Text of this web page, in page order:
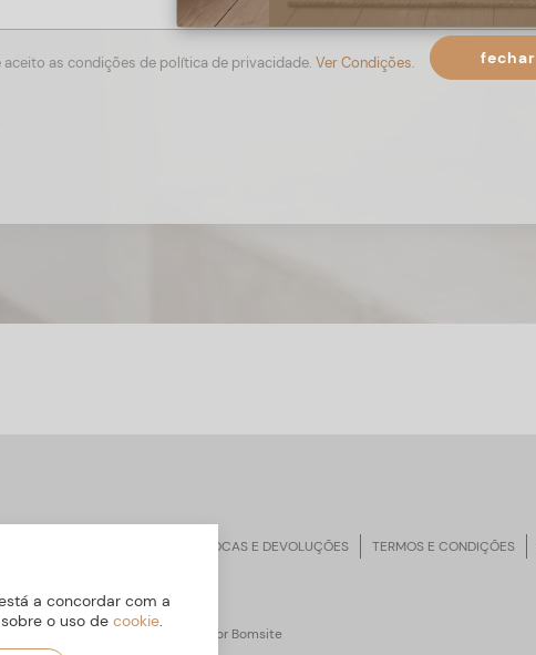
aceito as condições de política de privacidade. Ver Condições.
TROCAS E DEVOLUÇÕES TERMOS E CONDIÇÕES
Reservados | Desenvolvido por Bomsite
a concordar com a
o uso de cookie.
fechar